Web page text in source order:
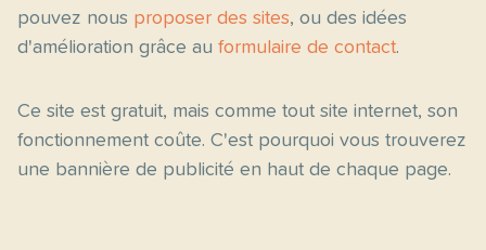
pouvez nous proposer des sites, ou des idées
d'amélioration grâce au formulaire de contact.
Ce site est gratuit, mais comme tout site internet, son
fonctionnement coûte. C'est pourquoi vous trouverez
une bannière de publicité en haut de chaque page.